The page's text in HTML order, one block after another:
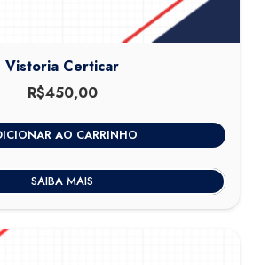
Vistoria Certicar
R$450,00
AO CARRINHO
SAIBA MAIS